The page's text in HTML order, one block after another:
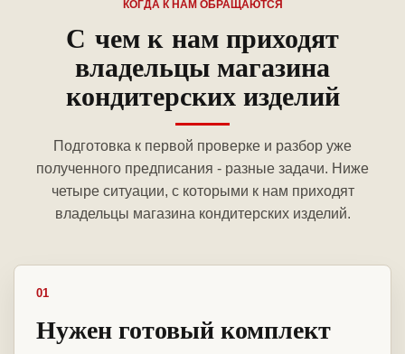
КОГДА К НАМ ОБРАЩАЮТСЯ
С чем к нам приходят
владельцы магазина
кондитерских изделий
Подготовка к первой проверке и разбор уже
полученного предписания - разные задачи. Ниже
четыре ситуации, с которыми к нам приходят
владельцы магазина кондитерских изделий.
01
Нужен готовый комплект